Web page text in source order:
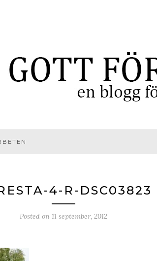
4-R-DSC03823
Posted on 11 september, 2012